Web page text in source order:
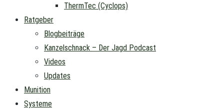
ThermTec (Cyclops)
Ratgeber
Blogbeiträge
Kanzelschnack – Der Jagd Podcast
Videos
Updates
Munition
Systeme